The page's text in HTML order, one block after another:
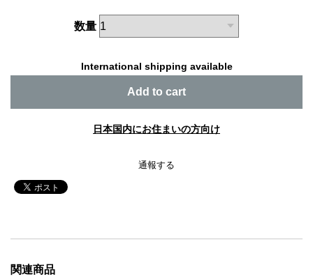
数量
International shipping available
Add to cart
日本国内にお住まいの方向け
通報する
関連商品